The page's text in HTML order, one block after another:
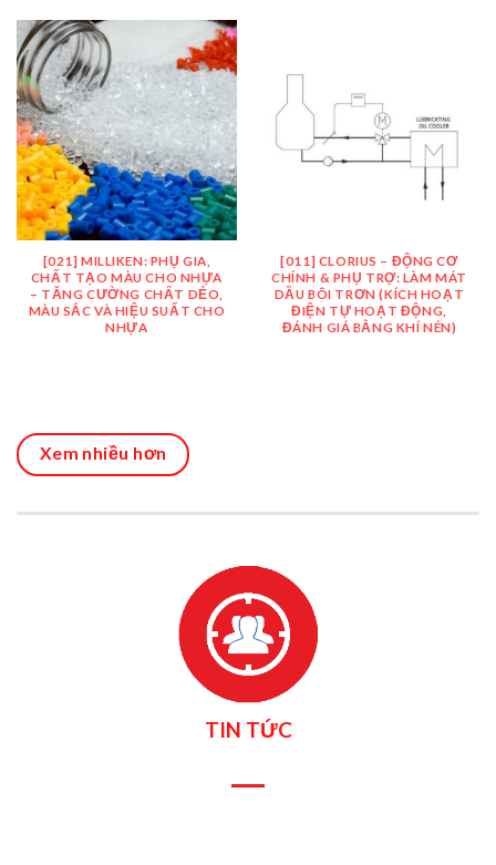
[021] MILLIKEN: PHỤ GIA,
CHẤT TẠO MÀU CHO NHỰA
– TĂNG CƯỜNG CHẤT DẺO,
MÀU SẮC VÀ HIỆU SUẤT CHO
NHỰA
[011] CLORIUS – ĐỘNG CƠ
CHÍNH & PHỤ TRỢ: LÀM MÁT
DẦU BÔI TRƠN (KÍCH HOẠT
ĐIỆN TỰ HOẠT ĐỘNG,
ĐÁNH GIÁ BẰNG KHÍ NÉN)
Xem nhiều hơn
TIN TỨC